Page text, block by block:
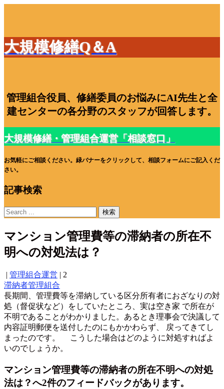
大規模修繕Q＆A
管理組合役員、修繕委員のお悩みにAI先生と全
建センターの各分野のスタッフが回答します。
大規模修繕・管理組合運営「相談窓口」
お気軽にご相談ください。緑バナーをクリックして、相談フォームにご記入くだ
さい。
記事検索
マンション管理費等の滞納者の所在不
明への対処法は？
| 管理組合運営 | 2
滞納者管理組合
長期間、管理費等を滞納している区分所有者におざなりの対
処（督促状など）をしていたところ、実は空き家 で所在が
不明であることがわかりました。あるとき理事会で決議して
内容証明郵便を送付したのにもかかわらず、 戻ってきてし
まったのです。 こうした場合はどのように対処すればよ
いのでしょうか。
マンション管理費等の滞納者の所在不明への対処
法は？へ2件のフィードバックがあります。